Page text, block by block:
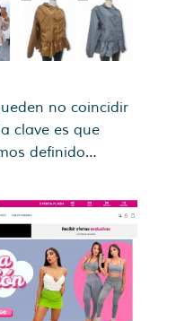
no coincidir
clave es que
definido…